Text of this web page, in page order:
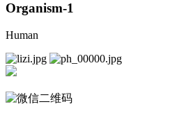
Organism-1
Human